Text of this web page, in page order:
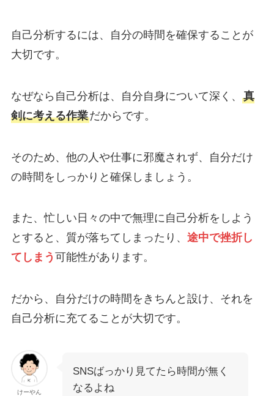
自己分析するには、自分の時間を確保することが
大切です。
なぜなら自己分析は、自分自身について深く、 真
剣に考える作業だからです。
そのため、他の人や仕事に邪魔されず、自分だけ
の時間をしっかりと確保しましょう。
また、忙しい日々の中で無理に自己分析をしよう
とすると、質が落ちてしまったり、 途中で挫折し
てしまう 可能性があります。
だから、自分だけの時間をきちんと設け、それを
自己分析に充てることが大切です。
けーやん
SNSばっかり見てたら時間が無く
なるよね